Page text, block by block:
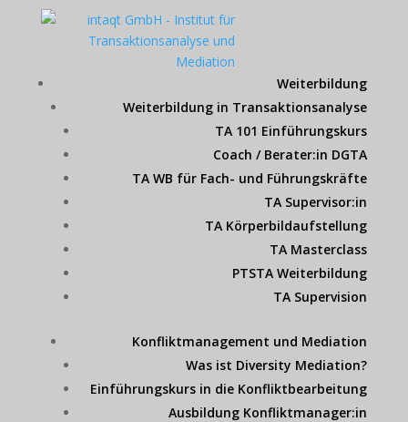
Weiterbildung
Weiterbildung in Transaktionsanalyse
TA 101 Einführungskurs
Coach / Berater:in DGTA
TA WB für Fach- und Führungskräfte
TA Supervisor:in
TA Körperbildaufstellung
TA Masterclass
PTSTA Weiterbildung
TA Supervision
Konfliktmanagement und Mediation
Was ist Diversity Mediation?
Einführungskurs in die Konfliktbearbeitung
Ausbildung Konfliktmanager:in